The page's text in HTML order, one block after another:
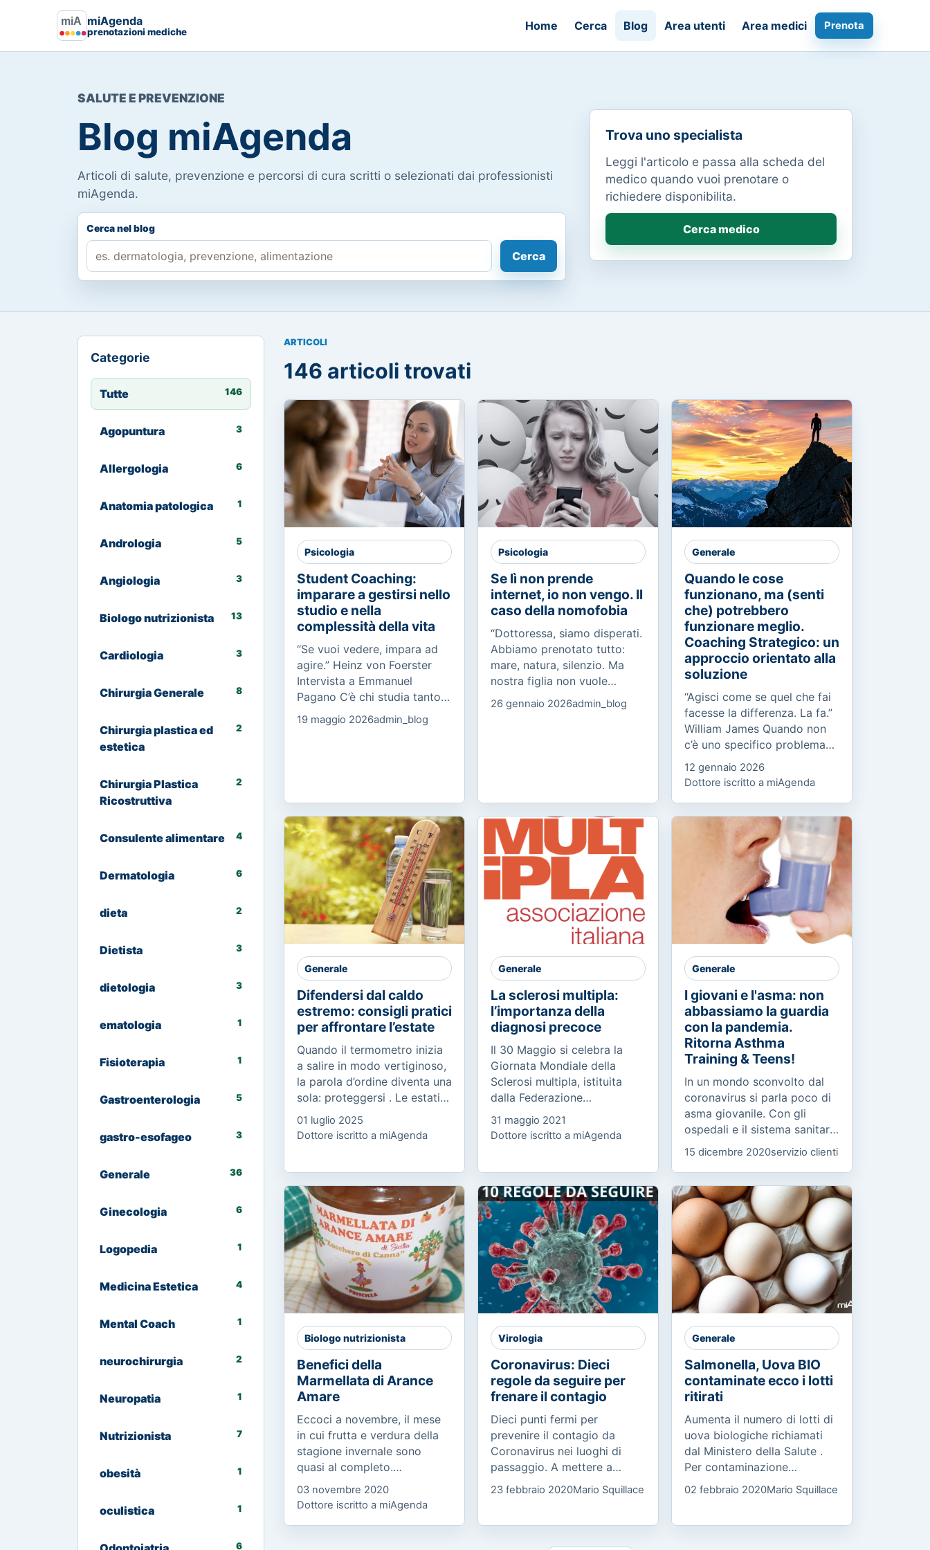
miAgenda
prenotazioni mediche Home Cerca Blog Area utenti Area medici Prenota
SALUTE E PREVENZIONE
Blog miAgenda
Articoli di salute, prevenzione e percorsi di cura scritti o selezionati dai professionisti
miAgenda.
Cerca nel blog
Cerca
Trova uno specialista
Leggi l'articolo e passa alla scheda del
medico quando vuoi prenotare o
richiedere disponibilita.
Cerca medico
Categorie
Tutte 146
Agopuntura 3
Allergologia 6
Anatomia patologica 1
Andrologia 5
Angiologia 3
Biologo nutrizionista 13
Cardiologia 3
Chirurgia Generale 8
Chirurgia plastica ed
estetica
2
Chirurgia Plastica
Ricostruttiva
2
Consulente alimentare 4
Dermatologia 6
dieta 2
Dietista 3
dietologia 3
ematologia 1
Fisioterapia 1
Gastroenterologia 5
gastro-esofageo 3
Generale 36
Ginecologia 6
Logopedia 1
Medicina Estetica 4
Mental Coach 1
neurochirurgia 2
Neuropatia 1
Nutrizionista 7
obesità 1
oculistica 1
6
ARTICOLI
146 articoli trovati
Psicologia
Student Coaching:
imparare a gestirsi nello
studio e nella
complessità della vita
“Se vuoi vedere, impara ad
agire.” Heinz von Foerster
Intervista a Emmanuel
Pagano C’è chi studia tanto,
ma arriva all’esame stanco.
C’è chi conosce la materia,
19 maggio 2026admin_blog
Psicologia
Se lì non prende
internet, io non vengo. Il
caso della nomofobia
“Dottoressa, siamo disperati.
Abbiamo prenotato tutto:
mare, natura, silenzio. Ma
nostra figlia non vuole
partire. Dice che lì non
prende internet. Non è un
26 gennaio 2026admin_blog
Generale
Quando le cose
funzionano, ma (senti
che) potrebbero
funzionare meglio.
Coaching Strategico: un
approccio orientato alla
soluzione
“Agisci come se quel che fai
facesse la differenza. La fa.”
William James Quando non
c’è uno specifico problema
da risolvere, ma un
potenziale da esprimere
Molte persone, pur avendo
12 gennaio 2026
Dottore iscritto a miAgenda
Generale
Difendersi dal caldo
estremo: consigli pratici
per affrontare l’estate
Quando il termometro inizia
a salire in modo vertiginoso,
la parola d’ordine diventa una
sola: proteggersi . Le estati
di oggi non sono più quelle
di una volta. Le ondate di
01 luglio 2025
Dottore iscritto a miAgenda
Generale
La sclerosi multipla:
l’importanza della
diagnosi precoce
Il 30 Maggio si celebra la
Giornata Mondiale della
Sclerosi multipla, istituita
dalla Federazione
Internazionale SM, in 70
Paesi e promossa in Italia
dall’AISM (Associazione
31 maggio 2021
Dottore iscritto a miAgenda
Generale
I giovani e l'asma: non
abbassiamo la guardia
con la pandemia.
Ritorna Asthma
Training & Teens!
In un mondo sconvolto dal
coronavirus si parla poco di
asma giovanile. Con gli
ospedali e il sistema sanitario
concentrati sulla pandemia,
guardia e alzare il...
15 dicembre 2020servizio clienti
Biologo nutrizionista
Benefici della
Marmellata di Arance
Amare
Eccoci a novembre, il mese
in cui frutta e verdura della
stagione invernale sono
quasi al completo.
Conoscete l’arancia amara
Essa proviene dall’albero
Citrus x Aurantium o
03 novembre 2020
Dottore iscritto a miAgenda
Virologia
Coronavirus: Dieci
regole da seguire per
frenare il contagio
Dieci punti fermi per
prevenire il contagio da
Coronavirus nei luoghi di
passaggio. A mettere a
punto il manifesto, che ha
raccolto l’adesione degli
23 febbraio 2020Mario Squillace
Generale
Salmonella, Uova BIO
contaminate ecco i lotti
ritirati
Aumenta il numero di lotti di
uova biologiche richiamati
dal Ministero della Salute .
Per contaminazione
microbiologica da salmonella
enteritidis sono stati ritirati a
02 febbraio 2020Mario Squillace